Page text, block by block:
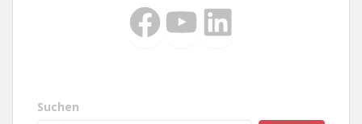
Facebook
YouTube
LinkedIn
Suchen